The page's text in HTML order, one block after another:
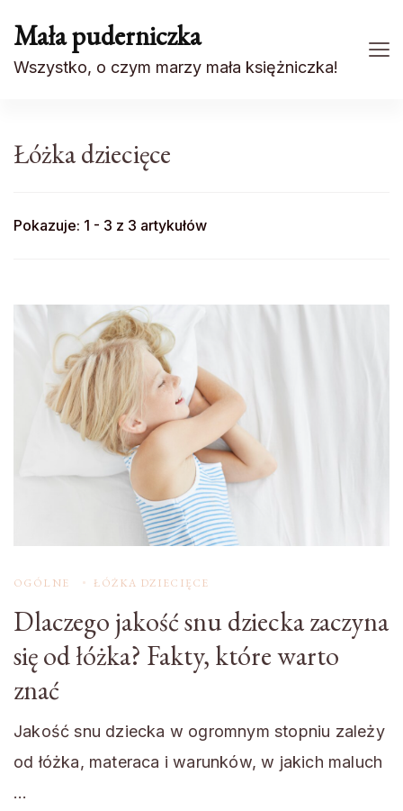
Mała puderniczka
Wszystko, o czym marzy mała księżniczka!
Łóżka dziecięce
Pokazuje: 1 - 3 z 3 artykułów
OGÓLNE ŁÓŻKA DZIECIĘCE
Dlaczego jakość snu dziecka zaczyna
się od łóżka? Fakty, które warto
znać
Jakość snu dziecka w ogromnym stopniu zależy
od łóżka, materaca i warunków, w jakich maluch
…